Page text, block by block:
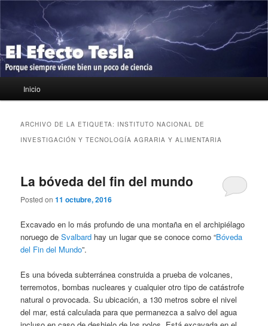
contenido
principal
contenido
secundario
El Efecto Tesla
Porque siempre viene bien un poco de ciencia
principal
Inicio
ARCHIVO DE LA ETIQUETA: INSTITUTO NACIONAL DE
INVESTIGACIÓN Y TECNOLOGÍA AGRARIA Y ALIMENTARIA
La bóveda del fin del mundo
Posted on11 octubre, 2016
Excavado en lo más profundo de una montaña en el archipiélago
noruego deSvalbard hay un lugar que se conoce como “Bóveda
del Fin del Mundo”.
Es una bóveda subterránea construida a prueba de volcanes,
terremotos, bombas nucleares y cualquier otro tipo de catástrofe
natural o provocada. Su ubicación, a 130 metros sobre el nivel
del mar, está calculada para que permanezca a salvo del agua